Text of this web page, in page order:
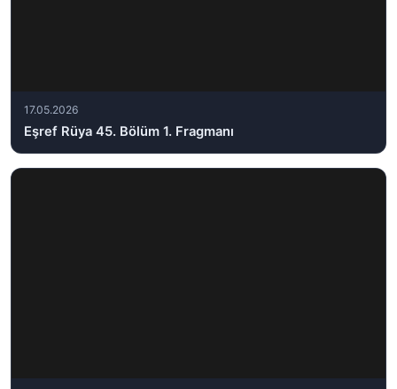
17.05.2026
Eşref Rüya 45. Bölüm 1. Fragmanı